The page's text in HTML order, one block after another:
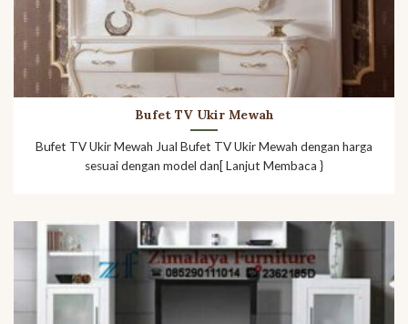
Bufet TV Ukir Mewah
Bufet TV Ukir Mewah Jual Bufet TV Ukir Mewah dengan harga
sesuai dengan model dan[ Lanjut Membaca }